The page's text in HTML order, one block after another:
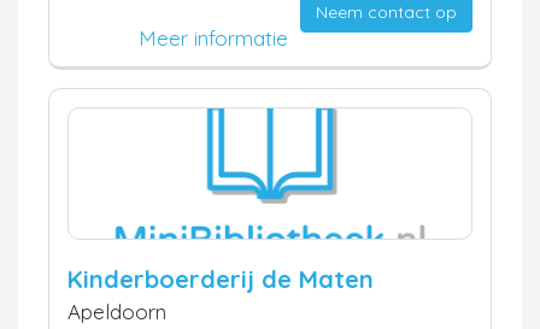
Neem contact op
Meer informatie
Kinderboerderij de Maten
Apeldoorn